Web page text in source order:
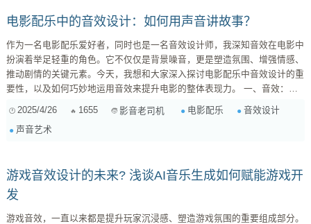
电影配乐中的音效设计：如何用声音讲故事？
作为一名电影配乐爱好者，同时也是一名音效设计师，我深知音效在电影中
扮演着举足轻重的角色。它不仅仅是背景噪音，更是塑造氛围、增强情感、
推动剧情的关键元素。今天，我想和大家深入探讨电影配乐中音效设计的重
要性，以及如何巧妙地运用音效来提升电影的整体表现力。 一、音效：被
音效的存在。然而，优秀的音效设计能够悄无声息地将观众带入电影的世
界，增强他们的沉浸感和情感共鸣。试想一下，如果没有了枪战片中的枪
2025/4/26 1655 影音老司机 电影配乐
音效设计
声音艺术
游戏音效设计的未来? 浅谈AI音乐生成如何赋能游戏开
发
游戏音效，一直以来都是提升玩家沉浸感、塑造游戏氛围的重要组成部分。